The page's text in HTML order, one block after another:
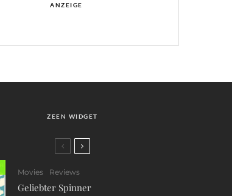
ANZEIGE
ZEEN WIDGET
Movies Reviews
Geliebter Spinner